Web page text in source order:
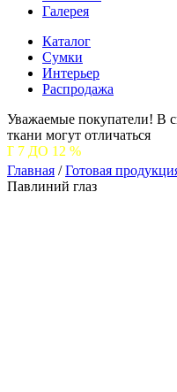
Галерея
Каталог
Сумки
Интерьер
Распродажа
Уважаемые покупатели! В
ткани могут отличаться
Главная /Готовая
Павлиний глаз